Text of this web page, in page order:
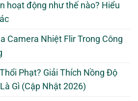
hoạt động như thế nào? Hiểu
Camera Nhiệt Flir Trong Công
Phạt? Giải Thích Nồng Độ
Gì (Cập Nhật 2026)